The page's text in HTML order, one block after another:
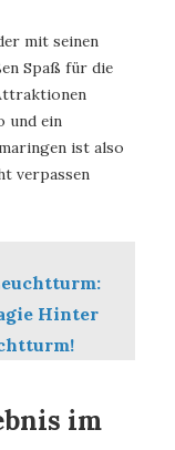
mit seinen
Spaß für die
und ein
ist also
verpassen
Hinter
im